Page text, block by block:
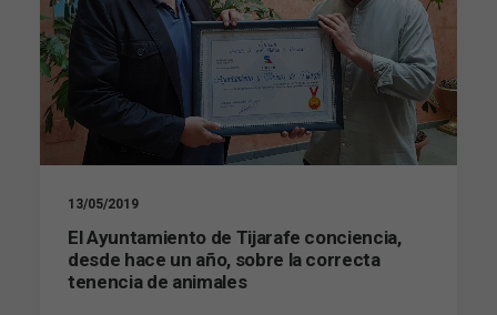
13/05/2019
El Ayuntamiento de Tijarafe conciencia,
desde hace un año, sobre la correcta
tenencia de animales